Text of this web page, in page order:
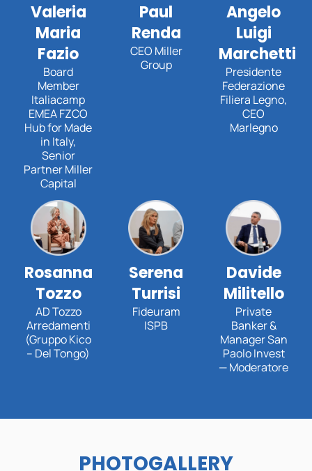
Valeria
Maria
Fazio
Board
Member
Italiacamp
EMEA FZCO
Hub for Made
in Italy,
Senior
Partner Miller
Capital
Paul
Renda
CEO Miller
Group
Angelo
Luigi
Marchetti
Presidente
Federazione
Filiera Legno,
CEO
Marlegno
Rosanna
Tozzo
AD Tozzo
Arredamenti
(Gruppo Kico
– Del Tongo)
Serena
Turrisi
Fideuram
ISPB
Davide
Militello
Private
Banker &
Manager San
Paolo Invest
— Moderatore
PHOTOGALLERY